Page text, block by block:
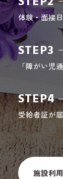
体験・面接
STEP3
「障がい児
STEP4
受給者証が
施設利